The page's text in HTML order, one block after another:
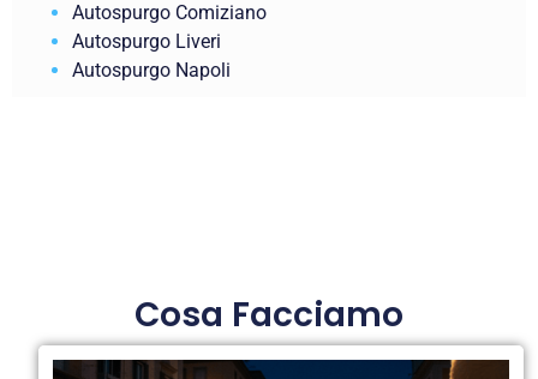
Autospurgo Comiziano
Autospurgo Liveri
Autospurgo Napoli
Cosa Facciamo